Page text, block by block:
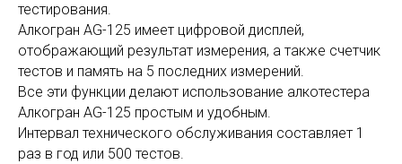
тестирования.
Алкогран AG-125 имеет цифровой дисплей,
отображающий результат измерения, а также счетчик
тестов и память на 5 последних измерений.
Все эти функции делают использование алкотестера
Алкогран AG-125 простым и удобным.
Интервал технического обслуживания составляет 1
раз в год или 500 тестов.